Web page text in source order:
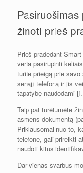
žinoti prieš
Prieš pradedant
verta pasirūpinti
turite prieigą prie
senąjį telefoną ir jis
tapatybę naudodami jį.
Taip pat turėtumėte
asmens dokumentą
Priklausomai nuo to,
telefone, gali prireikti
naudoti kitus
Dar vienas svarbus